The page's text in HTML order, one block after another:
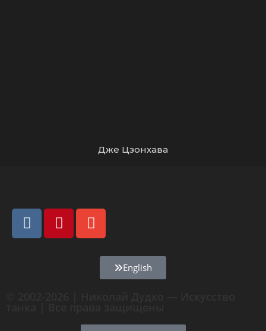
Дже Цзонхава
English